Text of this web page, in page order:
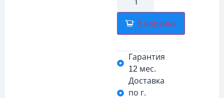
В корзину
Гарантия
12 мес.
Доставка
по г.